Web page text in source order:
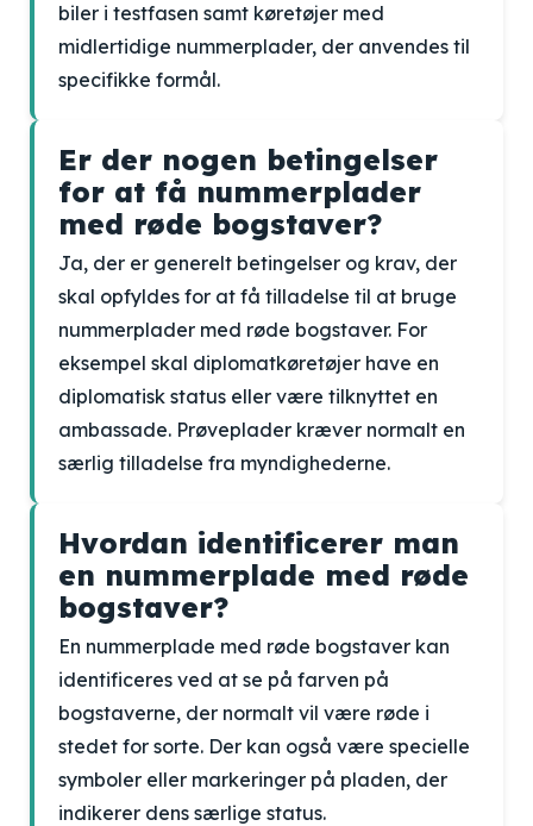
biler i testfasen samt køretøjer med
midlertidige nummerplader, der anvendes til
specifikke formål.
Er der nogen betingelser
for at få nummerplader
med røde bogstaver?
Ja, der er generelt betingelser og krav, der
skal opfyldes for at få tilladelse til at bruge
nummerplader med røde bogstaver. For
eksempel skal diplomatkøretøjer have en
diplomatisk status eller være tilknyttet en
ambassade. Prøveplader kræver normalt en
særlig tilladelse fra myndighederne.
Hvordan identificerer man
en nummerplade med røde
bogstaver?
En nummerplade med røde bogstaver kan
identificeres ved at se på farven på
bogstaverne, der normalt vil være røde i
stedet for sorte. Der kan også være specielle
symboler eller markeringer på pladen, der
indikerer dens særlige status.